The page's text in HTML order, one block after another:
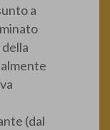
a
(dal